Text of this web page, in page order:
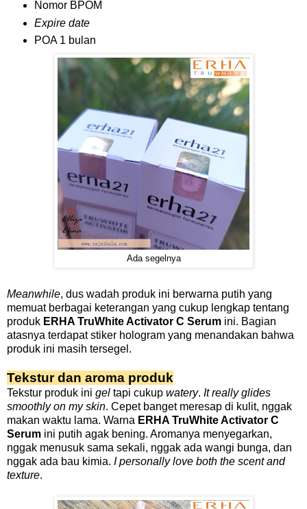
Nomor BPOM
Expire date
POA 1 bulan
Ada segelnya
Meanwhile, dus wadah produk ini berwarna putih yang
memuat berbagai keterangan yang cukup lengkap tentang
produk ERHA TruWhite Activator C Serum ini. Bagian
atasnya terdapat stiker hologram yang menandakan bahwa
produk ini masih tersegel.
Tekstur dan aroma produk
Tekstur produk ini gel tapi cukup watery. It really glides
smoothly on my skin. Cepet banget meresap di kulit, nggak
makan waktu lama. Warna ERHA TruWhite Activator C
Serum ini putih agak bening. Aromanya menyegarkan,
nggak menusuk sama sekali, nggak ada wangi bunga, dan
nggak ada bau kimia. I personally love both the scent and
texture.